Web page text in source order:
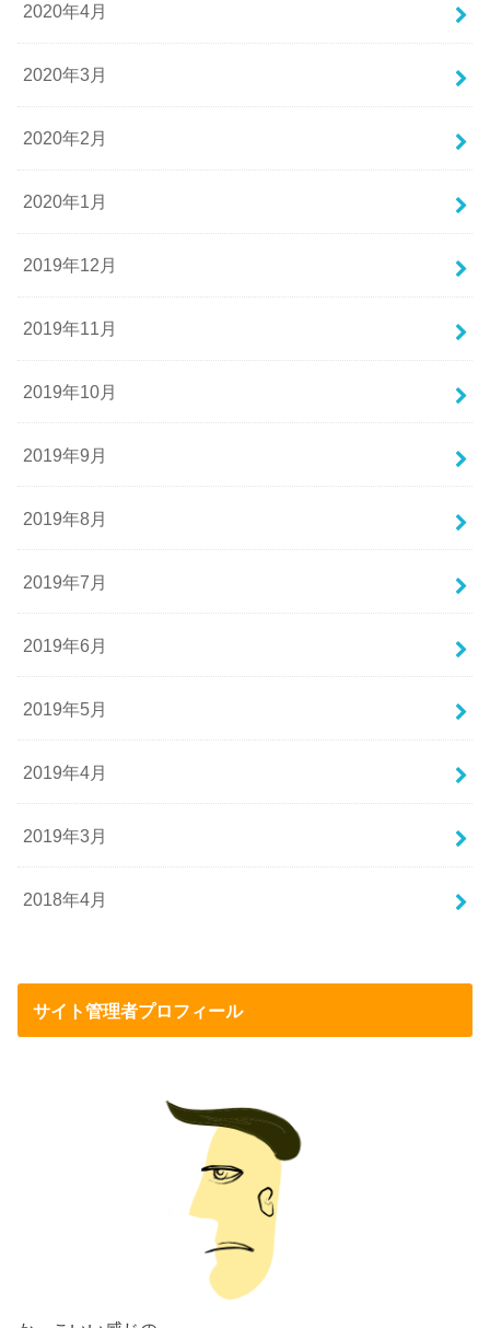
2020年4月
2020年3月
2020年2月
2020年1月
2019年12月
2019年11月
2019年10月
2019年9月
2019年8月
2019年7月
2019年6月
2019年5月
2019年4月
2019年3月
2018年4月
サイト管理者プロフィール